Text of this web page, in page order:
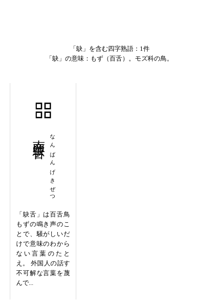
「鴃」を含む四字熟語：1件
「鴃」の意味：もず（百舌）。モズ科の鳥。
なんばんげきぜつ
「鴃舌」は百舌鳥
もずの鳴き声のこ
とで、騒がしいだ
けで意味のわから
ない言葉のたと
え。 外国人の話す
不可解な言葉を蔑
んで...